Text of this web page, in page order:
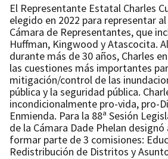
El Representante Estatal Charles
elegido en 2022 para representar
Cámara de Representantes, que
Huffman, Kingwood y Atascocita.
durante más de 30 años, Charles
las cuestiones más importantes
mitigación/control de las
pública y la seguridad pública.
incondicionalmente pro-vida, pro-
Enmienda. Para la 88ª Sesión
de la Cámara Dade Phelan designó
formar parte de 3 comisiones:
Redistribución de Distritos y